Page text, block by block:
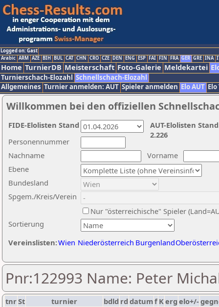
Logged on: Gast
Arabic ARM AZE BIH BUL CAT CHN CRO CZE DEN ENG ESP FAI FIN FRA GER GRE INA
Home TurnierDB Meisterschaft Foto-Galerie Meldekartei
Turnierschach-Elozahl Schnellschach-Elozahl
Allgemeines Turnier anmelden: AUT Spieler anmelden Elo AUT
Willkommen bei den offiziellen
Nachname
Vorname
Ebene
Sortierung
Personennummer
Bundesland
Spgem./Kreis/Verein
Nur "österreichische" Spieler
Vereinslisten:Wien Niederösterreich Burgenland
AUT-Elolisten
2.226
FIDE-Elolisten Stand
Pnr:122993 Name: Peter
tnrSt turnier bdld rd datumf Kerg elo+/-